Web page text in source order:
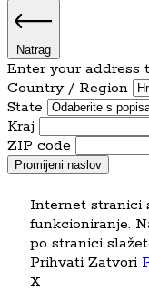
Natrag
Enter your address
Country / Region
State
Kraj
ZIP code
Promijeni naslov
Internet stranici
funkcioniranje.
po stranici
Prihvati Zatvori
X